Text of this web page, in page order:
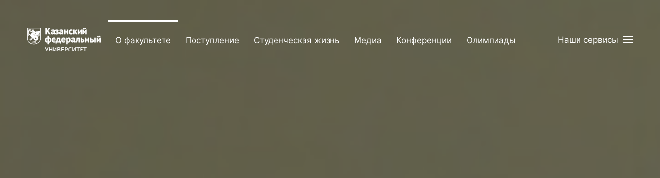
О факультете Поступление Студенческая жизнь Медиа Конференции Олимпиады Наши сервисы